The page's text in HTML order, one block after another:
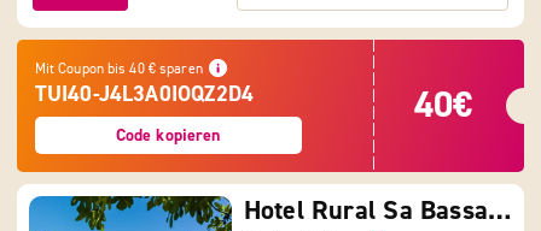
Mit Coupon bis 40 € sparen
TUI40-J4L3A0IOQZ2D4
Code kopieren
40€
Hotel Rural Sa Bassa Rotja